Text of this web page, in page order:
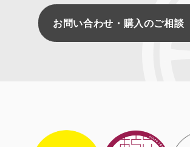
お問い合わせ・購入のご相談